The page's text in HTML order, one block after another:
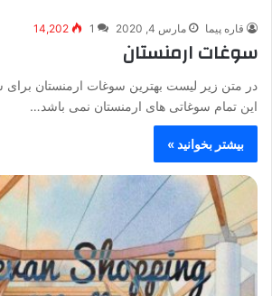
قاره پیما مارس 4, 2020 1
14,202
سوغات ارمنستان
در متن زیر لیست بهترین سوغات ارمنستان برای
این تمام سوغاتی های ارمنستان نمی باشد…
بیشتر بخوانید »